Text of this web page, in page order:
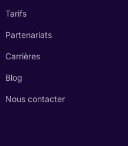
Tarifs
Partenariats
Carrières
Blog
Nous contacter